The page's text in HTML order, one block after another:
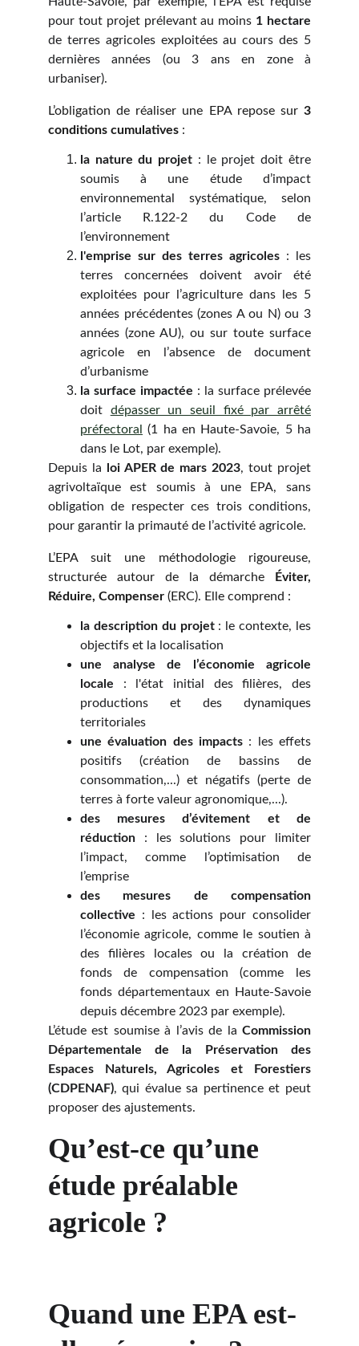
Qu’est-ce qu’une
étude préalable
agricole ?
pour tout projet prélevant au moins 1 hectare
de terres agricoles exploitées au cours des 5
dernières années (ou 3 ans en zone à
urbaniser).
Quand une EPA est-
L’obligation de réaliser une EPA repose sur 3
conditions cumulatives :
la nature du projet : le projet doit être
soumis à une étude d’impact
environnemental systématique, selon
l’article R.122-2 du Code de
l’environnement
l'emprise sur des terres agricoles: les
terres concernées doivent avoir été
exploitées pour l’agriculture dans les 5
années précédentes (zones A ou N) ou 3
années (zone AU), ou sur toute surface
agricole en l’absence de document
d’urbanisme
la surface impactée : la surface prélevée
doit dépasser un seuil fixé par arrêté
préfectoral
(1 ha en Haute-Savoie, 5 ha
dans le Lot, par exemple).
Depuis la
loi APER de mars 2023, tout projet
agrivoltaïque est soumis à une EPA, sans
obligation de respecter ces trois conditions,
pour garantir la primauté de l’activité agricole.
L’EPA suit une méthodologie rigoureuse,
structurée autour de la démarche
Éviter,
Réduire, Compenser (ERC). Elle comprend :
la description du projet: le contexte, les
objectifs et la localisation
une analyse de l’économie agricole
locale : l'état initial des filières, des
productions et des dynamiques
territoriales
une évaluation des impacts: les effets
positifs (création de bassins de
consommation,...) et négatifs (perte de
terres à forte valeur agronomique,...).
des mesures d’évitement et de
réduction : les solutions pour limiter
l’impact, comme l’optimisation de
l’emprise
des mesures de compensation
collective : les actions pour consolider
l’économie agricole, comme le soutien à
des filières locales ou la création de
fonds de compensation (comme les
fonds départementaux en Haute-Savoie
depuis décembre 2023 par exemple).
L’étude est soumise à l’avis de la Commission
Départementale de la Préservation des
Espaces Naturels, Agricoles et Forestiers
(CDPENAF), qui évalue sa pertinence et peut
proposer des ajustements.